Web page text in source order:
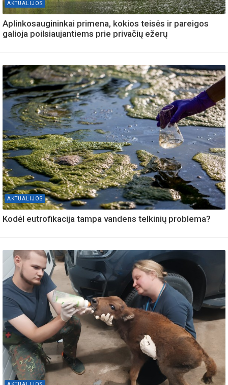
AKTUALIJOS
Aplinkosaugininkai primena, kokios teisės ir pareigos
galioja poilsiaujantiems prie privačių ežerų
AKTUALIJOS
Kodėl eutrofikacija tampa vandens telkinių problema?